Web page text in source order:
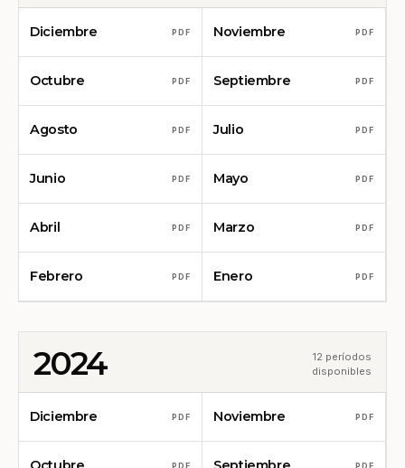
Diciembre PDF Noviembre PDF
Octubre PDF Septiembre PDF
Agosto PDF Julio PDF
Junio PDF Mayo PDF
Abril PDF Marzo PDF
Febrero PDF Enero PDF
2024
12 períodos
disponibles
Diciembre PDF Noviembre PDF
PDF PDF